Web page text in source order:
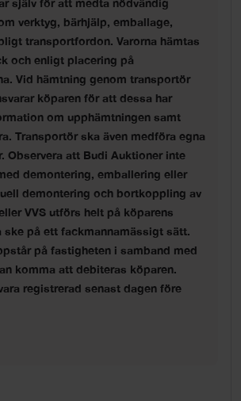
själv för att medta nödvändig
verktyg, bärhjälp, emballage,
transportfordon. Varorna hämtas
och enligt placering på
Vid hämtning genom transportör
köparen för att dessa har
om upphämtningen samt
Transportör ska även medföra egna
Observera att Budi Auktioner inte
demontering, emballering eller
demontering och bortkoppling av
VVS utförs helt på köparens
ske på ett fackmannamässigt sätt.
på fastigheten i samband med
komma att debiteras köparen.
registrerad senast dagen före